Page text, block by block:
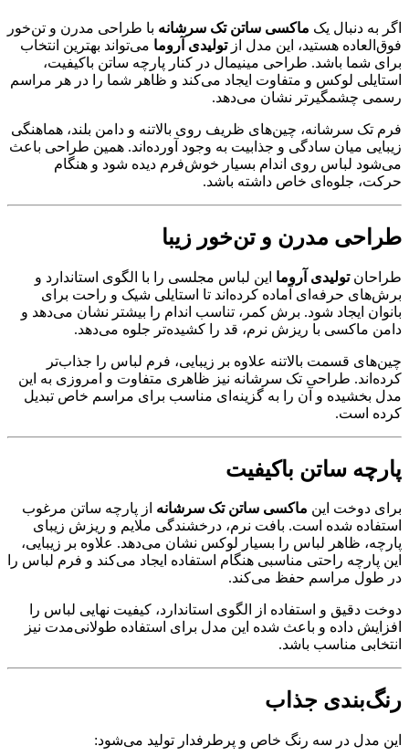
اگر به دنبال یک ماکسی ساتن تک سرشانه با طراحی مدرن و تن‌خور
فوق‌العاده هستید، این مدل ازتولیدی آروما می‌تواند بهترین انتخاب
برای شما باشد. طراحی مینیمال در کنار پارچه ساتن باکیفیت،
استایلی لوکس و متفاوت ایجاد می‌کند و ظاهر شما را در هر مراسم
رسمی چشمگیرتر نشان می‌دهد.
فرم تک سرشانه، چین‌های ظریف روی بالاتنه و دامن بلند، هماهنگی
زیبایی میان سادگی و جذابیت به وجود آورده‌اند. همین طراحی باعث
می‌شود لباس روی اندام بسیار خوش‌فرم دیده شود و هنگام
حرکت، جلوه‌ای خاص داشته باشد.
طراحی مدرن و تن‌خور زیبا
طراحانتولیدی آروما این لباس مجلسی را با الگوی استاندارد و
برش‌های حرفه‌ای آماده کرده‌اند تا استایلی شیک و راحت برای
بانوان ایجاد شود. برش کمر، تناسب اندام را بیشتر نشان می‌دهد و
دامن ماکسی با ریزش نرم، قد را کشیده‌تر جلوه می‌دهد.
چین‌های قسمت بالاتنه علاوه بر زیبایی، فرم لباس را جذاب‌تر
کرده‌اند. طراحی تک سرشانه نیز ظاهری متفاوت و امروزی به این
مدل بخشیده و آن را به گزینه‌ای مناسب برای مراسم خاص تبدیل
کرده است.
پارچه ساتن باکیفیت
برای دوخت این ماکسی ساتن تک سرشانه از پارچه ساتن مرغوب
استفاده شده است. بافت نرم، درخشندگی ملایم و ریزش زیبای
پارچه، ظاهر لباس را بسیار لوکس نشان می‌دهد. علاوه بر زیبایی،
این پارچه راحتی مناسبی هنگام استفاده ایجاد می‌کند و فرم لباس را
در طول مراسم حفظ می‌کند.
دوخت دقیق و استفاده از الگوی استاندارد، کیفیت نهایی لباس را
افزایش داده و باعث شده این مدل برای استفاده طولانی‌مدت نیز
انتخابی مناسب باشد.
رنگ‌بندی جذاب
این مدل در سه رنگ خاص و پرطرفدار تولید می‌شود: